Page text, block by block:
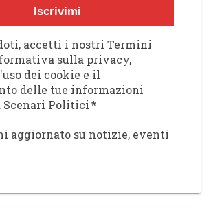
Iscrivimi
accetti i nostri Termini
sulla privacy,
dei cookie e il
delle tue informazioni
Scenari Politici*
aggiornato su notizie, eventi